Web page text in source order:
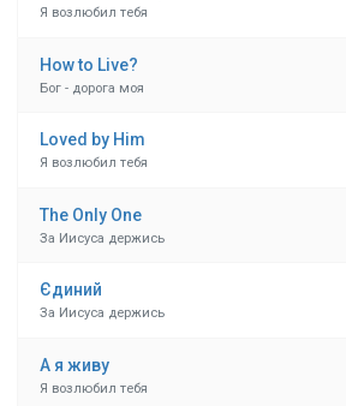
Я возлюбил тебя
How to Live?
Бог - дорога моя
Loved by Him
Я возлюбил тебя
The Only One
За Иисуса держись
Єдиний
За Иисуса держись
А я живу
Я возлюбил тебя